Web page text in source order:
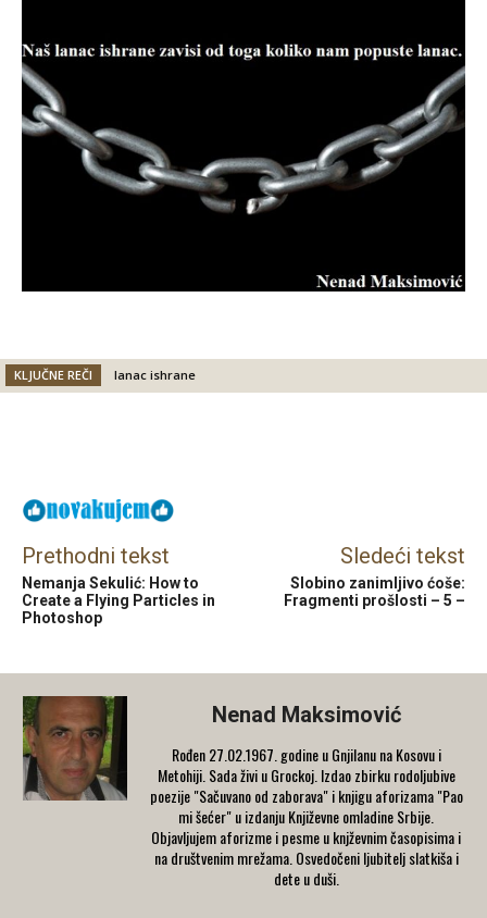
KLJUČNE REČI lanac ishrane
Prethodni tekst
Nemanja Sekulić: How to
Create a Flying Particles in
Photoshop
Sledeći tekst
Slobino zanimljivo ćoše:
Fragmenti prošlosti – 5 –
Nenad Maksimović
Rođen 27.02.1967. godine u Gnjilanu na Kosovu i
Metohiji. Sada živi u Grockoj. Izdao zbirku rodoljubive
poezije "Sačuvano od zaborava" i knjigu aforizama "Pao
mi šećer" u izdanju Književne omladine Srbije.
Objavljujem aforizme i pesme u knjževnim časopisima i
na društvenim mrežama. Osvedočeni ljubitelj slatkiša i
dete u duši.